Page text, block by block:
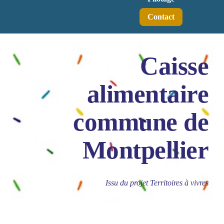
Contact
Caisse
alimentaire
commune de
Montpellier
Issu du projet Territoires à vivres